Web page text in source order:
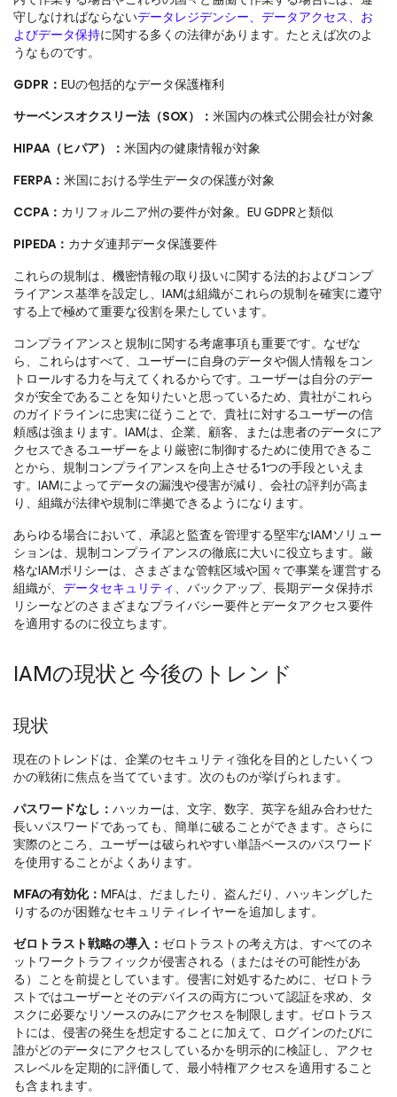
守しなければならないデータレジデンシー、データアクセス、お
よびデータ保持に関する多くの法律があります。たとえば次のよ
うなものです。
GDPR： EUの包括的なデータ保護権利
サーベンスオクスリー法（SOX）： 米国内の株式公開会社が対象
HIPAA（ヒパア）： 米国内の健康情報が対象
FERPA： 米国における学生データの保護が対象
CCPA： カリフォルニア州の要件が対象。EU GDPRと類似
PIPEDA： カナダ連邦データ保護要件
これらの規制は、機密情報の取り扱いに関する法的およびコンプ
ライアンス基準を設定し、IAMは組織がこれらの規制を確実に遵守
する上で極めて重要な役割を果たしています。
コンプライアンスと規制に関する考慮事項も重要です。なぜな
ら、これらはすべて、ユーザーに自身のデータや個人情報をコン
トロールする力を与えてくれるからです。ユーザーは自分のデー
タが安全であることを知りたいと思っているため、貴社がこれら
のガイドラインに忠実に従うことで、貴社に対するユーザーの信
頼感は強まります。IAMは、企業、顧客、または患者のデータにア
クセスできるユーザーをより厳密に制御するために使用できるこ
とから、規制コンプライアンスを向上させる1つの手段といえま
す。IAMによってデータの漏洩や侵害が減り、会社の評判が高ま
り、組織が法律や規制に準拠できるようになります。
あらゆる場合において、承認と監査を管理する堅牢なIAMソリュー
ションは、規制コンプライアンスの徹底に大いに役立ちます。厳
格なIAMポリシーは、さまざまな管轄区域や国々で事業を運営する
組織が、 データセキュリティ、バックアップ、長期データ保持ポ
リシーなどのさまざまなプライバシー要件とデータアクセス要件
を適用するのに役立ちます。
IAMの現状と今後のトレンド
現状
現在のトレンドは、企業のセキュリティ強化を目的としたいくつ
かの戦術に焦点を当てています。次のものが挙げられます。
パスワードなし： ハッカーは、文字、数字、英字を組み合わせた
長いパスワードであっても、簡単に破ることができます。さらに
実際のところ、ユーザーは破られやすい単語ベースのパスワード
を使用することがよくあります。
MFAの有効化： MFAは、だましたり、盗んだり、ハッキングした
りするのが困難なセキュリティレイヤーを追加します。
ゼロトラスト戦略の導入： ゼロトラストの考え方は、すべてのネ
ットワークトラフィックが侵害される（またはその可能性があ
る）ことを前提としています。侵害に対処するために、ゼロトラ
ストではユーザーとそのデバイスの両方について認証を求め、タ
スクに必要なリソースのみにアクセスを制限します。ゼロトラス
トには、侵害の発生を想定することに加えて、ログインのたびに
誰がどのデータにアクセスしているかを明示的に検証し、アクセ
スレベルを定期的に評価して、最小特権アクセスを適用すること
も含まれます。